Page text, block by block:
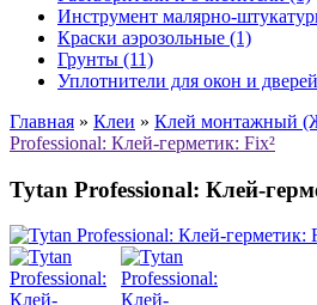
Инструмент малярно-
Краски аэрозольные (1)
Грунты (11)
Уплотнители для окон и
Главная » Клеи » Клей монтажный
Professional: Клей-герметик: Fix²
Tytan Professional: Клей-